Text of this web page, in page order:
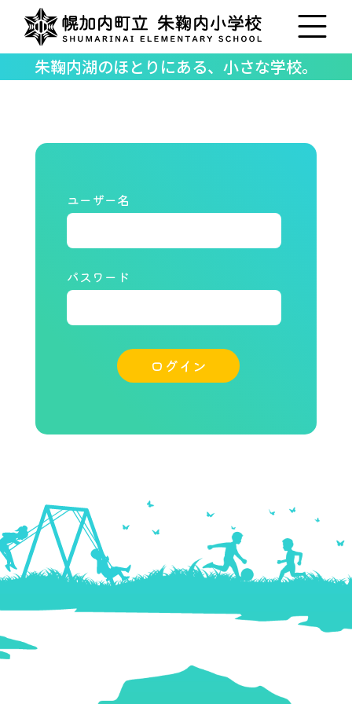
朱鞠内湖のほとりにある、小さな学校。
ユーザー名
パスワード